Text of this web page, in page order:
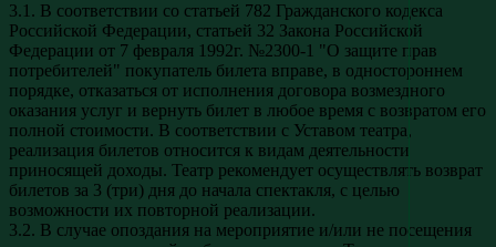
3.1. В соответствии со статьей 782 Гражданского кодекса
Российской Федерации, статьей 32 Закона Российской
Федерации от 7 февраля 1992г. №2300-1 "О защите прав
потребителей" покупатель билета вправе, в одностороннем
порядке, отказаться от исполнения договора возмездного
оказания услуг и вернуть билет в любое время с возвратом его
полной стоимости. В соответствии с Уставом театра,
реализация билетов относится к видам деятельности
приносящей доходы. Театр рекомендует осуществлять возврат
билетов за 3 (три) дня до начала спектакля, с целью
возможности их повторной реализации.
3.2. В случае опоздания на мероприятие и/или не посещения